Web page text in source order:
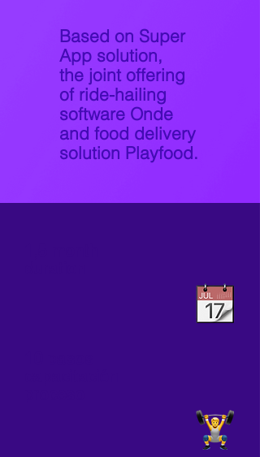
Based on Super
App solution,
the joint offering
of ride-hailing
software Onde
and food delivery
solution Playfood.